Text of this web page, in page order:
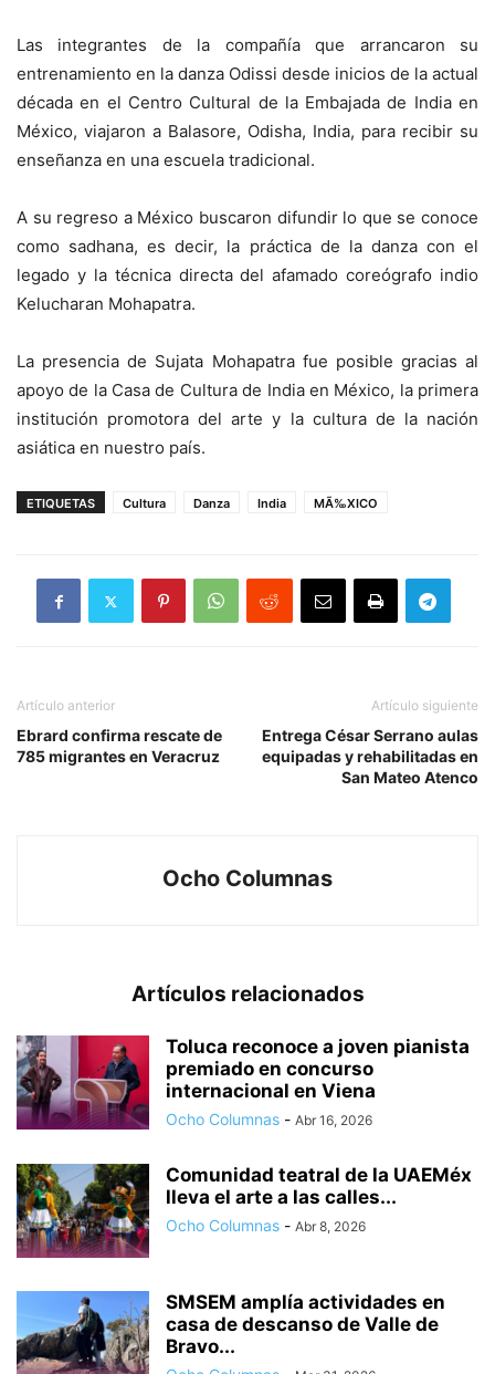
Las integrantes de la compañía que arrancaron su
entrenamiento en la danza Odissi desde inicios de la actual
década en el Centro Cultural de la Embajada de India en
México, viajaron a Balasore, Odisha, India, para recibir su
enseñanza en una escuela tradicional.
A su regreso a México buscaron difundir lo que se conoce
como sadhana, es decir, la práctica de la danza con el
legado y la técnica directa del afamado coreógrafo indio
Kelucharan Mohapatra.
La presencia de Sujata Mohapatra fue posible gracias al
apoyo de la Casa de Cultura de India en México, la primera
institución promotora del arte y la cultura de la nación
asiática en nuestro país.
ETIQUETAS Cultura Danza India MÃ‰XICO
Artículo anterior
Ebrard confirma rescate de
785 migrantes en Veracruz
Artículo siguiente
Entrega César Serrano aulas
equipadas y rehabilitadas en
San Mateo Atenco
Ocho Columnas
Artículos relacionados
Toluca reconoce a joven pianista
premiado en concurso
internacional en Viena
Ocho Columnas - Abr 16, 2026
Comunidad teatral de la UAEMéx
lleva el arte a las calles...
Ocho Columnas - Abr 8, 2026
SMSEM amplía actividades en
casa de descanso de Valle de
Bravo...